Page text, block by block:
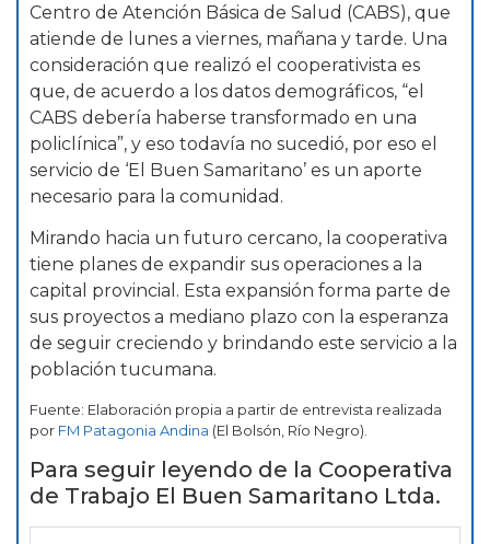
Centro de Atención Básica de Salud (CABS), que
atiende de lunes a viernes, mañana y tarde. Una
consideración que realizó el cooperativista es
que, de acuerdo a los datos demográficos, “el
CABS debería haberse transformado en una
policlínica”, y eso todavía no sucedió, por eso el
servicio de ‘El Buen Samaritano’ es un aporte
necesario para la comunidad.
Mirando hacia un futuro cercano, la cooperativa
tiene planes de expandir sus operaciones a la
capital provincial. Esta expansión forma parte de
sus proyectos a mediano plazo con la esperanza
de seguir creciendo y brindando este servicio a la
población tucumana.
Fuente: Elaboración propia a partir de entrevista realizada
por FM Patagonia Andina (El Bolsón, Río Negro).
Para seguir leyendo de la Cooperativa
de Trabajo El Buen Samaritano Ltda.